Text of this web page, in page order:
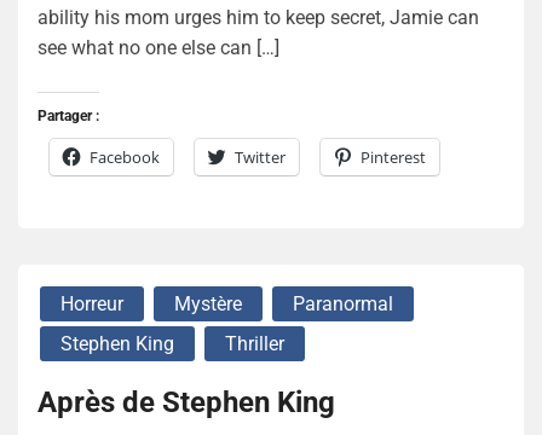
ability his mom urges him to keep secret, Jamie can
see what no one else can […]
Partager :
Facebook Twitter Pinterest
Horreur Mystère
Paranormal
Stephen King
Thriller
Après de Stephen King